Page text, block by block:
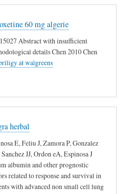
60 mg algerie
Abstract with insufficient
details Chen 2010 Chen
at walgreens
herbal
E, Feliu J, Zamora P, Gonzalez
JJ, Ordon eA, Espinosa J
albumin and other prognostic
related to response and survival in
with advanced non small cell lung